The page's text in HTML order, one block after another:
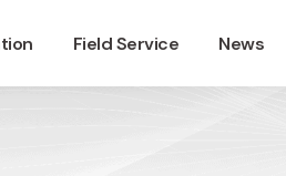
Field Service News